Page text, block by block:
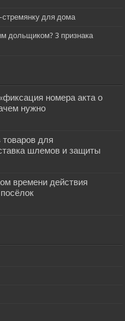
для дома
дольщиком? 3 признака
номера акта о
нужно
товаров для
шлемов и защиты
времени действия